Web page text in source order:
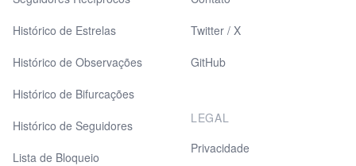
Histórico de Estrelas
Histórico de Observações
Histórico de Bifurcações
Histórico de Seguidores
Lista de Bloqueio
Twitter / X
GitHub
LEGAL
Privacidade